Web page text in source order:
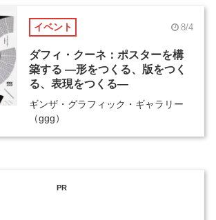
イベント 8/4
ダフィ・クーネ：ポスターを構
築する ―形をつくる、版をつく
る、表現をつくる―
ギンザ・グラフィック・ギャラリー
（ggg）
PR